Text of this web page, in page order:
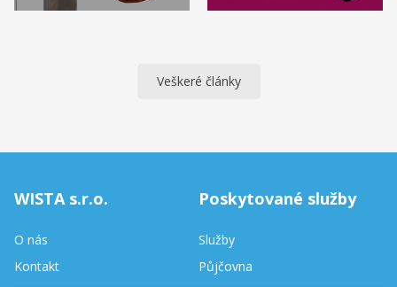
Veškeré články
WISTA s.r.o.
O nás
Kontakt
Poskytované služby
Služby
Půjčovna